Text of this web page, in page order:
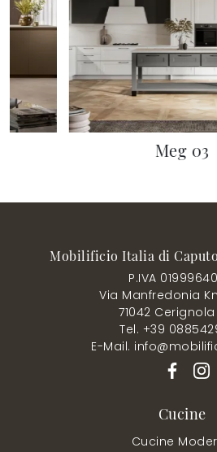
Meg 03
Mobilificio Italia di Caputo
P.IVA
Via Manfredonia
71042
Tel. +39
E-Mail.
Cucine
Cucine